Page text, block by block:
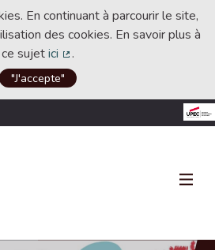
En continuant à parcourir le site,
des cookies. En savoir plus à
ce sujetici
(Lien externe)
.
"J'accepte"